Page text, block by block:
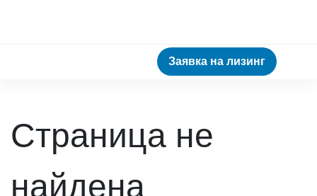
Заявка на лизинг
Страница не
найдена